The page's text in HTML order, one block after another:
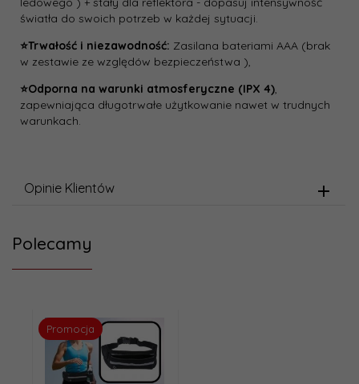
światła do swoich potrzeb w każdej sytuacji.
⭐Trwałość i niezawodność: Zasilana bateriami AAA (brak
w zestawie ze względów bezpieczeństwa ),
⭐Odporna na warunki atmosferyczne (IPX 4),
zapewniająca długotrwałe użytkowanie nawet w trudnych
warunkach.
Opinie Klientów
Polecamy
Promocja